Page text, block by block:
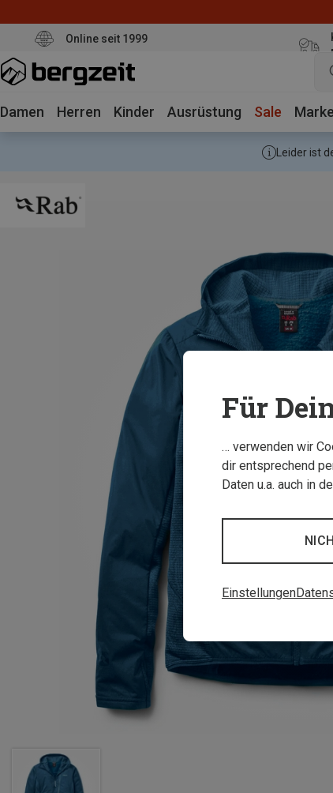
Online seit 1999
Damen Herren Kinder Ausrüstung Sale
Leider ist
Für
… verwenden wir
dir entsprechend
Daten u.a. auch in
Einstellungen